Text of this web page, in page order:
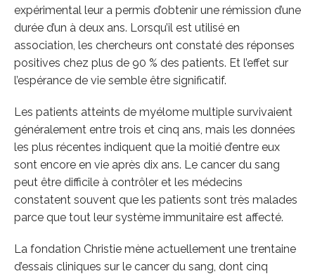
expérimental leur a permis d’obtenir une rémission d’une
durée d’un à deux ans. Lorsqu’il est utilisé en
association, les chercheurs ont constaté des réponses
positives chez plus de 90 % des patients. Et l’effet sur
l’espérance de vie semble être significatif.
Les patients atteints de myélome multiple survivaient
généralement entre trois et cinq ans, mais les données
les plus récentes indiquent que la moitié d’entre eux
sont encore en vie après dix ans. Le cancer du sang
peut être difficile à contrôler et les médecins
constatent souvent que les patients sont très malades
parce que tout leur système immunitaire est affecté.
La fondation Christie mène actuellement une trentaine
d’essais cliniques sur le cancer du sang, dont cinq